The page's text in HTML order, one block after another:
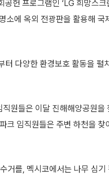
헌 프로그램인 ‘LG 희망스크
소에 옥외 전광판을 활용해
다양한 환경보호 활동을 펼
원들은 이달 진해해양공원
크 임직원들은 주변 하천을
거를, 멕시코에서는 나무 심